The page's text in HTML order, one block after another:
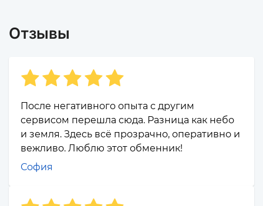
Отзывы
После негативного опыта с другим
сервисом перешла сюда. Разница как небо
и земля. Здесь всё прозрачно, оперативно и
вежливо. Люблю этот обменник!
София